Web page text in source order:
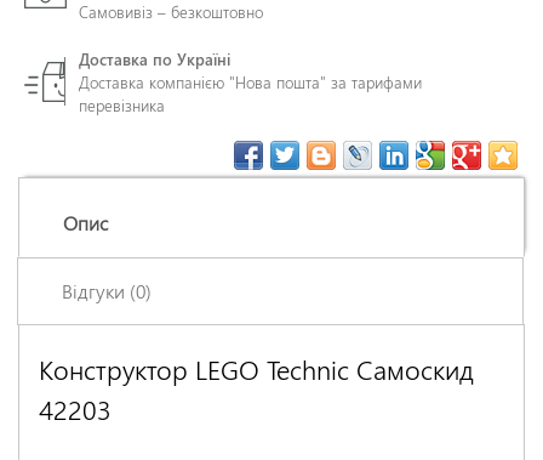
Самовивіз – безкоштовно
Доставка по Україні
Доставка компанією "Нова пошта" за тарифами
перевізника
Опис
Відгуки (0)
Конструктор LEGO Technic Самоскид
42203
Залишіть відгук про цей товар першими
*
Ім'я